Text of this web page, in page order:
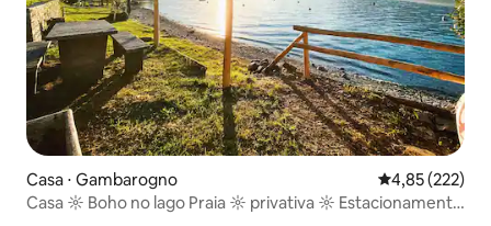
Casa ⋅ Gambarogno 4,85 de uma
4,85 (222)
Casa ☼ Boho no lago Praia ☼ privativa ☼ Estacionamento